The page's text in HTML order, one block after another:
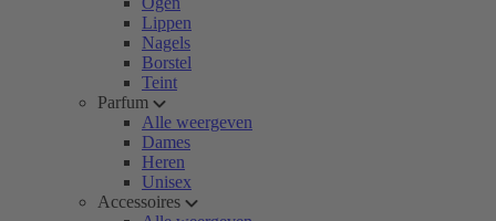
Lippen
Nagels
Borstel
Teint
Parfum
Alle weergeven
Dames
Heren
Unisex
Accessoires